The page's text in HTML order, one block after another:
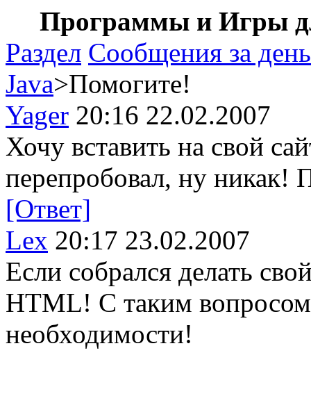
Программы и Игры
Раздел Сообщения за день
Java>Помогите!
Yager 20:16 22.02.2007
Хочу вставить на свой
перепробовал, ну
[Ответ]
Lex 20:17 23.02.2007
Если собрался делать
HTML! С таким вопросом
необходимости!